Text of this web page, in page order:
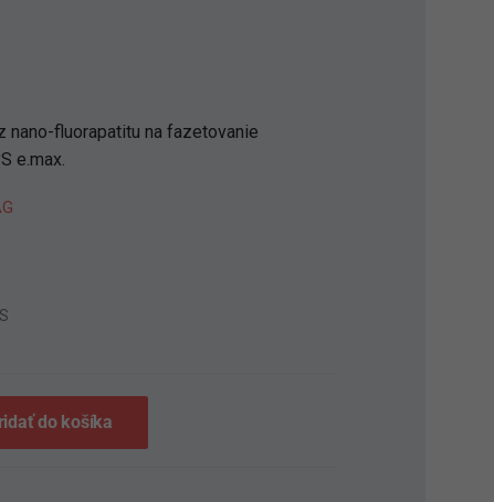
nano-fluorapatitu na fazetovanie
e.max.
do košíka